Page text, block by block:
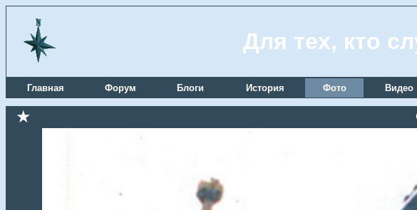
Для тех, кто
Главная Форум Блоги История Фото Видео
★